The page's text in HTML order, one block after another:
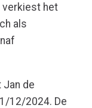
verkiest het
als
Jan de
12/2024. De